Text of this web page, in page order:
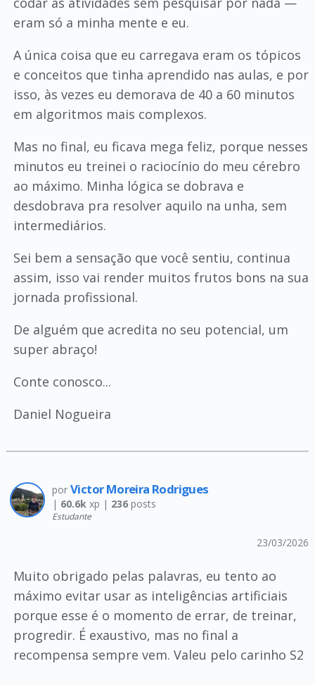
eram só a minha mente e eu.
A única coisa que eu carregava eram os tópicos
e conceitos que tinha aprendido nas aulas, e por
isso, às vezes eu demorava de 40 a 60 minutos
em algoritmos mais complexos.
Mas no final, eu ficava mega feliz, porque nesses
minutos eu treinei o raciocínio do meu cérebro
ao máximo. Minha lógica se dobrava e
desdobrava pra resolver aquilo na unha, sem
intermediários.
Sei bem a sensação que você sentiu, continua
assim, isso vai render muitos frutos bons na sua
jornada profissional.
De alguém que acredita no seu potencial, um
super abraço!
Conte conosco...
Daniel Nogueira
por Victor Moreira Rodrigues
| 60.6k xp | 236posts
Estudante
23/03/2026
Muito obrigado pelas palavras, eu tento ao
máximo evitar usar as inteligências artificiais
porque esse é o momento de errar, de treinar,
progredir. É exaustivo, mas no final a
recompensa sempre vem. Valeu pelo carinho S2